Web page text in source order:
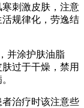
刺激皮肤，注意
规律化，劳逸结
并涂护肤油脂
过于干燥，禁用
者治疗时该注意些